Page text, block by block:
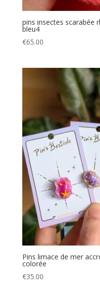
pins insectes scarabée
bleu4
€65.00
Pins limace de mer
colorée
€35.00